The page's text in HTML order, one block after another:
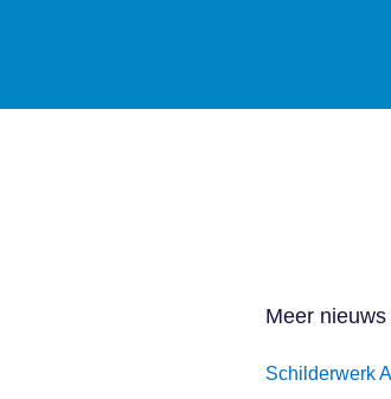
Meer nieuws
Schilderwerk